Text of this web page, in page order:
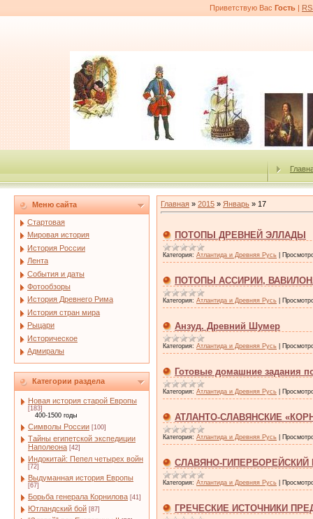
Приветствую Вас Гость |
Меню сайта
Стартовая
Мировая история
История России
Лента
События и даты
Фотообзоры
История Древнего Рима
История стран мира
Рыцари
Историческое
Адмиралы
Категории раздела
Новая история старой Европы
[183]
400-1500 годы
Символы России [100]
Тайны египетской экспедиции
Наполеона [42]
Индокитай: Пепел четырех войн
[72]
Выдуманная история Европы
[67]
Борьба генерала Корнилова [41]
Ютландский бой [87]
Главная » 2015 » Январь » 17
ПОТОПЫ ДРЕВНЕЙ ЭЛЛАДЫ
Категория: Атлантида и Древняя Русь
ПОТОПЫ АССИРИИ,
Категория: Атлантида и Древняя Русь
Анзуд. Древний Шумер
Категория: Атлантида и Древняя Русь
Готовые домашние задания
Категория: Атлантида и Древняя Русь
АТЛАНТО-СЛАВЯНСКИЕ
Категория: Атлантида и Древняя Русь
СЛАВЯНО-
Категория: Атлантида и Древняя Русь
ГРЕЧЕСКИЕ ИСТОЧНИКИ